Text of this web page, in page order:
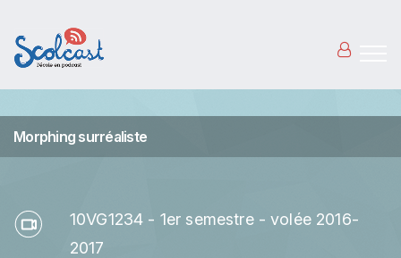
Morphing surréaliste
10VG1234 - 1er semestre - volée 2016-
2017